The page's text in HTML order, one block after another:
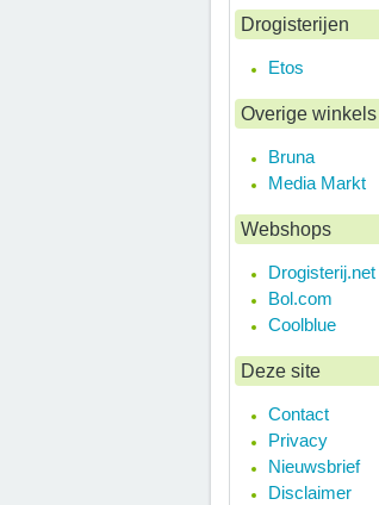
Drogisterijen
Etos
Overige winkels
Bruna
Media Markt
Webshops
Drogisterij.net
Bol.com
Coolblue
Deze site
Contact
Privacy
Nieuwsbrief
Disclaimer